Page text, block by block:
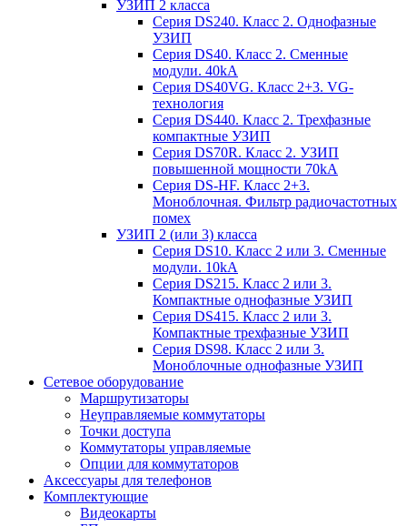
УЗИП 2 класса
Серия DS240. Класс 2. Однофазные
УЗИП
Серия DS40. Класс 2. Сменные
модули. 40kA
Серия DS40VG. Класс 2+3. VG-
технология
Серия DS440. Класс 2. Трехфазные
компактные УЗИП
Серия DS70R. Класс 2. УЗИП
повышенной мощности 70kA
Серия DS-HF. Класс 2+3.
Моноблочная. Фильтр радиочастотных
помех
УЗИП 2 (или 3) класса
Серия DS10. Класс 2 или 3. Сменные
модули. 10kA
Серия DS215. Класс 2 или 3.
Компактные однофазные УЗИП
Серия DS415. Класс 2 или 3.
Компактные трехфазные УЗИП
Серия DS98. Класс 2 или 3.
Моноблочные однофазные УЗИП
Сетевое оборудование
Маршрутизаторы
Неуправляемые коммутаторы
Точки доступа
Коммутаторы управляемые
Опции для коммутаторов
Аксессуары для телефонов
Комплектующие
Видеокарты